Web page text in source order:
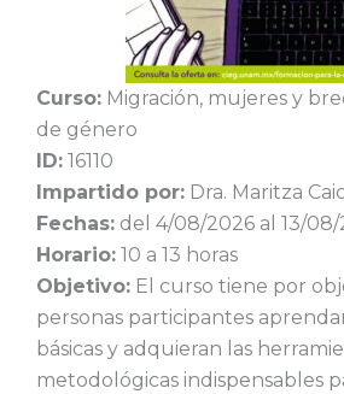
Curso: Migración, mujeres y
de género
ID: 16110
Impartido por: Dra. Maritza
Fechas: del 4/08/2026 al 13/
Horario: 10 a 13 horas
Objetivo: El curso tiene por
personas participantes
básicas y adquieran las
metodológicas indispensables